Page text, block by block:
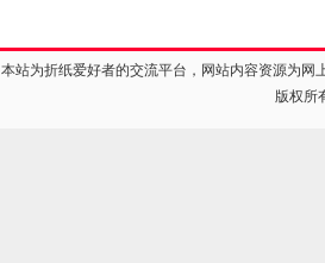
本站为折纸爱好者的交流平台，网站内容资源为
版权所